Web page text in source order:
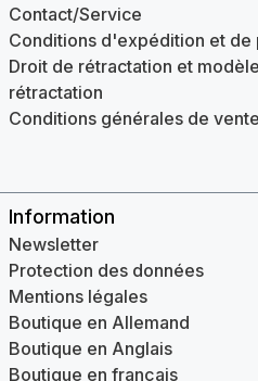
Contact/Service
Conditions d'expédition et de
Droit de rétractation et
rétractation
Conditions générales de
Information
Newsletter
Protection des données
Mentions légales
Boutique en Allemand
Boutique en Anglais
Boutique en français